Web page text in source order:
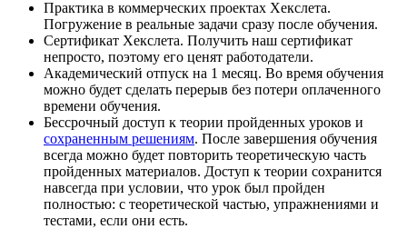
Практика в коммерческих проектах Хекслета.
Погружение в реальные задачи сразу после обучения.
Сертификат Хекслета. Получить наш сертификат
непросто, поэтому его ценят работодатели.
Академический отпуск на 1 месяц. Во время обучения
можно будет сделать перерыв без потери оплаченного
времени обучения.
Бессрочный доступ к теории пройденных уроков и
сохраненным решениям. После завершения обучения
всегда можно будет повторить теоретическую часть
пройденных материалов. Доступ к теории сохранится
навсегда при условии, что урок был пройден
полностью: с теоретической частью, упражнениями и
тестами, если они есть.